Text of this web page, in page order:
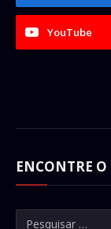
YouTube
ENCONTRE O